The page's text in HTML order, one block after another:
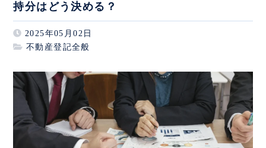
持分はどう決める？
2025年05月02日
不動産登記全般